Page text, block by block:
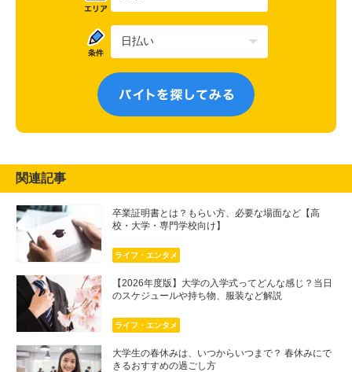
関連記事
卒業証明書とは？もらい方、必要な場面など【高
校・大学・専門学校向け】
ライフ・エンタメ
【2026年度版】大学の入学式ってどんな感じ？当日
のスケジュールや持ち物、服装など解説
ライフ・エンタメ
大学生の春休みは、いつからいつまで？ 春休みにで
きるおすすめの過ごし方